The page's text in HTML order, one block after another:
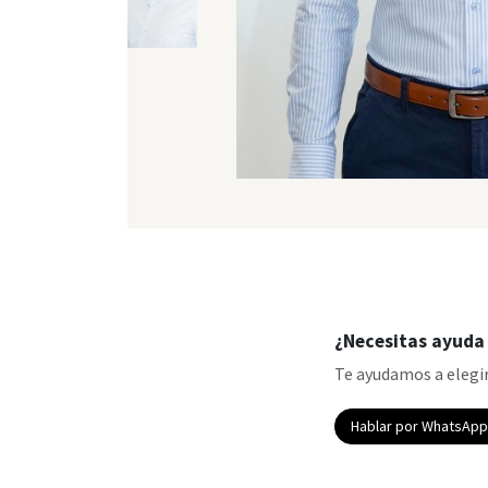
¿Necesitas
Te ayudamos a
Hablar por WhatsApp